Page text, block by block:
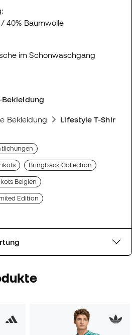
40% Baumwolle
im Schonwaschgang
Bekleidung
Bekleidung Lifestyle T-Shirts
Bringback Collection
Belgien
Edition